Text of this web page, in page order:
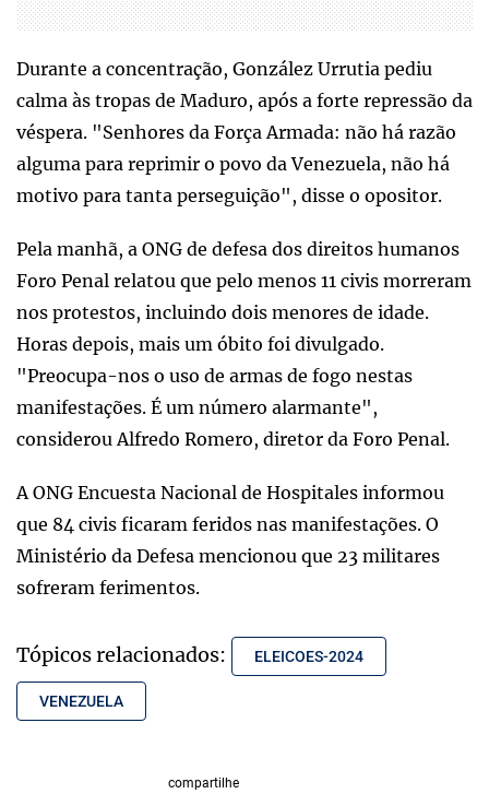
Durante a concentração, González Urrutia pediu
calma às tropas de Maduro, após a forte repressão da
véspera. "Senhores da Força Armada: não há razão
alguma para reprimir o povo da Venezuela, não há
motivo para tanta perseguição", disse o opositor.
Pela manhã, a ONG de defesa dos direitos humanos
Foro Penal relatou que pelo menos 11 civis morreram
nos protestos, incluindo dois menores de idade.
Horas depois, mais um óbito foi divulgado.
"Preocupa-nos o uso de armas de fogo nestas
manifestações. É um número alarmante",
considerou Alfredo Romero, diretor da Foro Penal.
A ONG Encuesta Nacional de Hospitales informou
que 84 civis ficaram feridos nas manifestações. O
Ministério da Defesa mencionou que 23 militares
sofreram ferimentos.
Tópicos relacionados: ELEICOES-2024
VENEZUELA
compartilhe